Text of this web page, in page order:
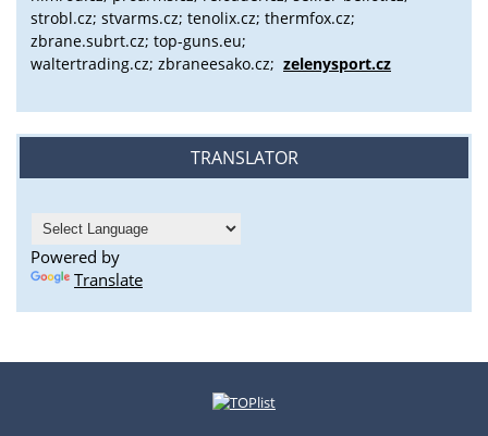
strobl.cz; stvarms.cz; tenolix.cz; thermfox.cz;
zbrane.subrt.cz; top-guns.eu;
waltertrading.cz; zbraneesako.cz; zelenysport.cz
TRANSLATOR
Powered by
Translate